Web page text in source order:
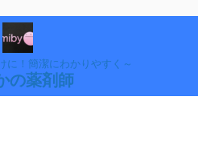
に！簡潔にわかりやすく～
の薬剤師